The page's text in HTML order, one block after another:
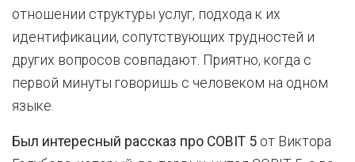
отношении структуры услуг, подхода к их
идентификации, сопутствующих трудностей и
других вопросов совпадают. Приятно, когда с
первой минуты говоришь с человеком на одном
языке.
Был интересный рассказ про COBIT 5 от Виктора